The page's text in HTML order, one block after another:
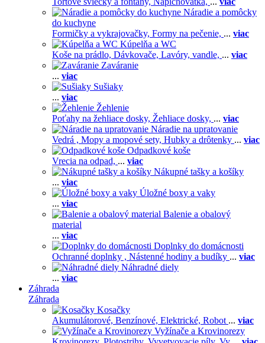
Náradie a pomôcky
do kuchyne
Formičky a vykrajovačky, Formy na pečenie, ... viac
Kúpelňa a WC
Koše na prádlo, Dávkovače, Lavóry, vandle, ... viac
Zaváranie
... viac
Sušiaky
... viac
Žehlenie
Poťahy na žehliace dosky, Žehliace dosky, ... viac
Náradie na upratovanie
Vedrá , Mopy a mopové sety, Hubky a drôtenky ... viac
Odpadkové koše
Vrecia na odpad, ... viac
Nákupné tašky a košíky
... viac
Úložné boxy a vaky
... viac
Balenie a obalový
material
... viac
Doplnky do domácnosti
Ochranné doplnky , Nástenné hodiny a budíky ... viac
Náhradné diely
... viac
Záhrada
Záhrada
Kosačky
Akumulátorové, Benzínové, Elektrické, Robot ... viac
Vyžínače a Krovinorezy